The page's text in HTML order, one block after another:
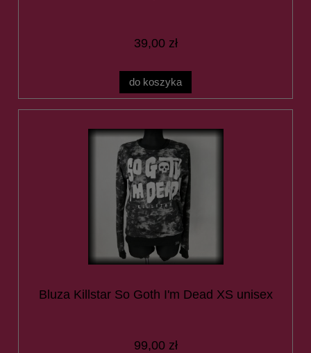
39,00 zł
do koszyka
Bluza Killstar So Goth I'm Dead XS unisex
99,00 zł